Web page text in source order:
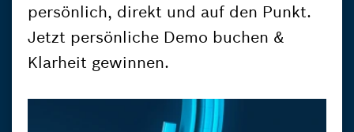
persönlich, direkt und auf den Punkt.
Jetzt persönliche Demo buchen &
Klarheit gewinnen.